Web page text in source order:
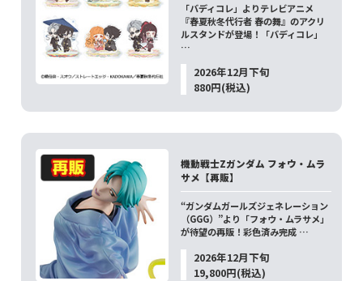
「バディコレ」よりテレビアニメ
『春夏秋冬代行者 春の舞』のアクリ
ルスタンドが登場！「バディコレ」
…
2026年12月下旬
880円(税込)
機動戦士Zガンダム フォウ・ムラ
サメ【再販】
“ガンダムガールズジェネレーション
（GGG）”より「フォウ・ムラサメ」
が待望の再販！彩色済み完成 …
2026年12月下旬
19,800円(税込)